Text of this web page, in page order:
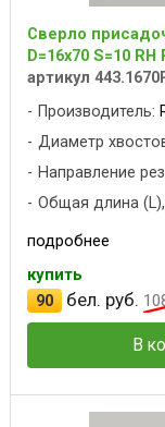
Сверло
D=16x70 S=10 RH
артикул
Производитель:
Диаметр
Направление
Общая длина
подробнее
купить
90
бел. руб.
В